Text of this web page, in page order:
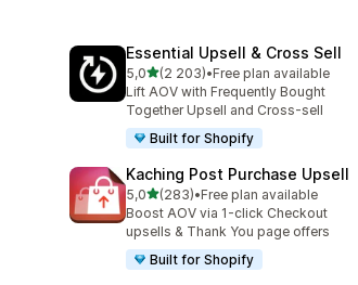
Essential Upsell & Cross Sell
5,0/ 5 tähteä
(2 203)
2203 arvostelua yhteensä
•Free plan available
Lift AOV with Frequently Bought
Together Upsell and Cross-sell
Built for Shopify
Kaching Post Purchase Upsell
5,0/ 5 tähteä
(283)
283 arvostelua yhteensä
•Free plan available
Boost AOV via 1-click Checkout
upsells & Thank You page offers
Built for Shopify